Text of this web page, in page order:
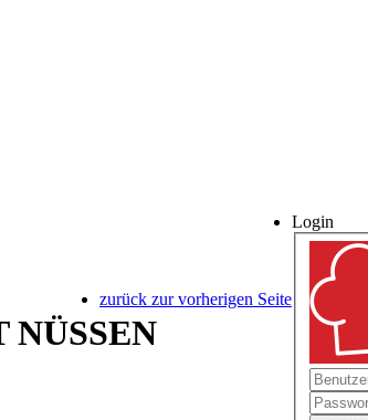
Login
zurück zur vorherigen Seite